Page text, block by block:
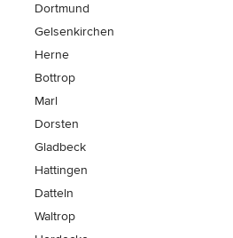
Dortmund
Gelsenkirchen
Herne
Bottrop
Marl
Dorsten
Gladbeck
Hattingen
Datteln
Waltrop